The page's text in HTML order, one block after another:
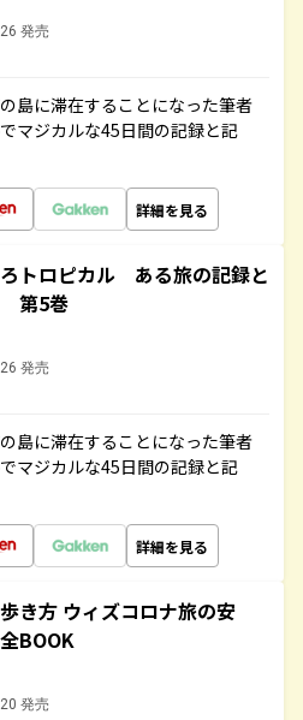
発売
島に滞在することになった筆者
マジカルな45日間の記録と記
詳細を見る
トロピカル ある旅の記録と
第5巻
発売
島に滞在することになった筆者
マジカルな45日間の記録と記
詳細を見る
き方 ウィズコロナ旅の安
BOOK
発売